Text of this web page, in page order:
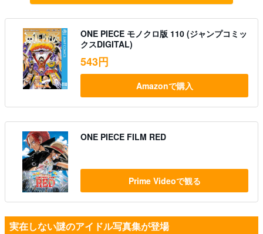
ONE PIECE モノクロ版 110 (ジャンプコミッ
クスDIGITAL)
543円
Amazonで購入
ONE PIECE FILM RED
Prime Videoで観る
実在しない謎のアイドル写真集が登場